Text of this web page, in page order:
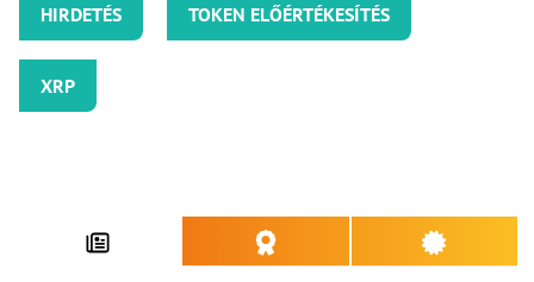
HIRDETÉS TOKEN ELŐÉRTÉKESÍTÉS
XRP